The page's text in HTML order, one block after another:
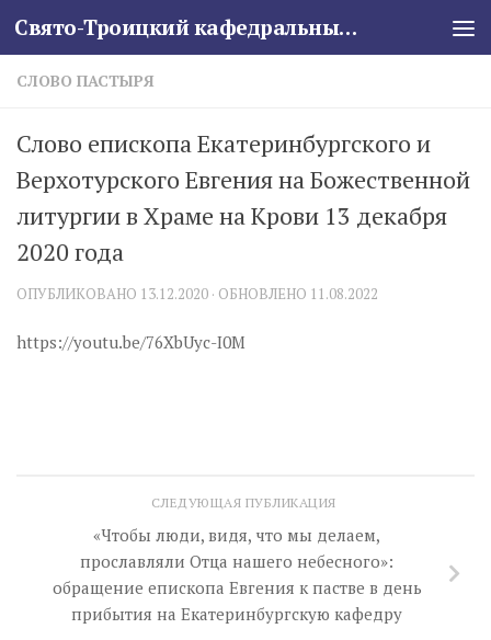
Skip to content Свято-Троицкий кафедральный собор
СЛОВО ПАСТЫРЯ
Слово епископа Екатеринбургского и
Верхотурского Евгения на Божественной
литургии в Храме на Крови 13 декабря
2020 года
ОПУБЛИКОВАНО 13.12.2020 · ОБНОВЛЕНО 11.08.2022
https://youtu.be/76XbUyc-I0M
СЛЕДУЮЩАЯ ПУБЛИКАЦИЯ
«Чтобы люди, видя, что мы делаем,
прославляли Отца нашего небесного»:
обращение епископа Евгения к пастве в день
прибытия на Екатеринбургскую кафедру